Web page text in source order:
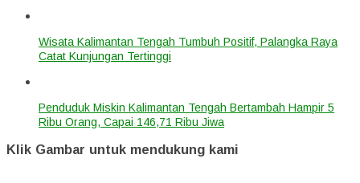
Wisata Kalimantan Tengah Tumbuh Positif, Palangka Raya
Catat Kunjungan Tertinggi
Penduduk Miskin Kalimantan Tengah Bertambah Hampir 5
Ribu Orang, Capai 146,71 Ribu Jiwa
Klik Gambar untuk mendukung kami